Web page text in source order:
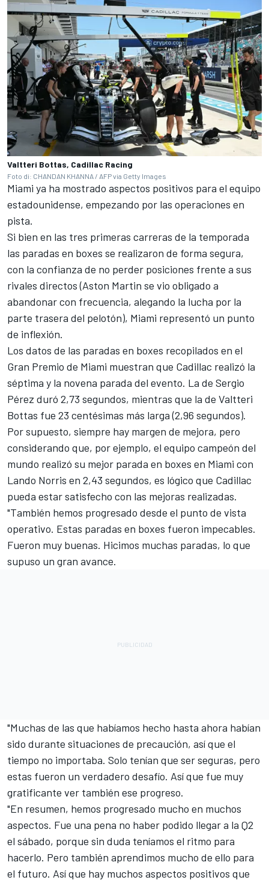
Valtteri Bottas, Cadillac Racing
Foto di: CHANDAN KHANNA / AFP via Getty Images
Miami ya ha mostrado aspectos positivos para el equipo
estadounidense, empezando por las operaciones en
pista.
Si bien en las tres primeras carreras de la temporada
las paradas en boxes se realizaron de forma segura,
con la confianza de no perder posiciones frente a sus
rivales directos (Aston Martin se vio obligado a
abandonar con frecuencia, alegando la lucha por la
parte trasera del pelotón), Miami representó un punto
de inflexión.
Los datos de las paradas en boxes recopilados en el
Gran Premio de Miami muestran que Cadillac realizó la
séptima y la novena parada del evento. La de Sergio
Pérez duró 2,73 segundos, mientras que la de Valtteri
Bottas fue 23 centésimas más larga (2,96 segundos).
Por supuesto, siempre hay margen de mejora, pero
considerando que, por ejemplo, el equipo campeón del
mundo realizó su mejor parada en boxes en Miami con
Lando Norris en 2,43 segundos, es lógico que Cadillac
pueda estar satisfecho con las mejoras realizadas.
"También hemos progresado desde el punto de vista
operativo. Estas paradas en boxes fueron impecables.
Fueron muy buenas. Hicimos muchas paradas, lo que
supuso un gran avance.
"Muchas de las que habíamos hecho hasta ahora habían
sido durante situaciones de precaución, así que el
tiempo no importaba. Solo tenían que ser seguras, pero
estas fueron un verdadero desafío. Así que fue muy
gratificante ver también ese progreso.
"En resumen, hemos progresado mucho en muchos
aspectos. Fue una pena no haber podido llegar a la Q2
el sábado, porque sin duda teníamos el ritmo para
hacerlo. Pero también aprendimos mucho de ello para
el futuro. Así que hay muchos aspectos positivos que